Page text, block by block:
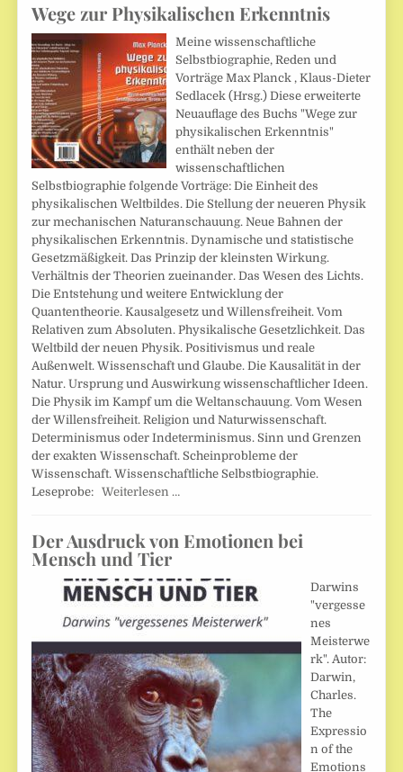
Wege zur Physikalischen Erkenntnis
Meine wissenschaftliche
Selbstbiographie, Reden und
Vorträge Max Planck , Klaus-Dieter
Sedlacek (Hrsg.) Diese erweiterte
Neuauflage des Buchs "Wege zur
physikalischen Erkenntnis"
enthält neben der
wissenschaftlichen
Selbstbiographie folgende Vorträge: Die Einheit des
physikalischen Weltbildes. Die Stellung der neueren Physik
zur mechanischen Naturanschauung. Neue Bahnen der
physikalischen Erkenntnis. Dynamische und statistische
Gesetzmäßigkeit. Das Prinzip der kleinsten Wirkung.
Verhältnis der Theorien zueinander. Das Wesen des Lichts.
Die Entstehung und weitere Entwicklung der
Quantentheorie. Kausalgesetz und Willensfreiheit. Vom
Relativen zum Absoluten. Physikalische Gesetzlichkeit. Das
Weltbild der neuen Physik. Positivismus und reale
Außenwelt. Wissenschaft und Glaube. Die Kausalität in der
Natur. Ursprung und Auswirkung wissenschaftlicher Ideen.
Die Physik im Kampf um die Weltanschauung. Vom Wesen
der Willensfreiheit. Religion und Naturwissenschaft.
Determinismus oder Indeterminismus. Sinn und Grenzen
der exakten Wissenschaft. Scheinprobleme der
Wissenschaft. Wissenschaftliche Selbstbiographie.
Leseprobe:Weiterlesen …
Der Ausdruck von Emotionen bei
Mensch und Tier
Darwins
"vergesse
nes
Meisterwe
rk". Autor:
Darwin,
Charles.
The
Expressio
n of the
Emotions